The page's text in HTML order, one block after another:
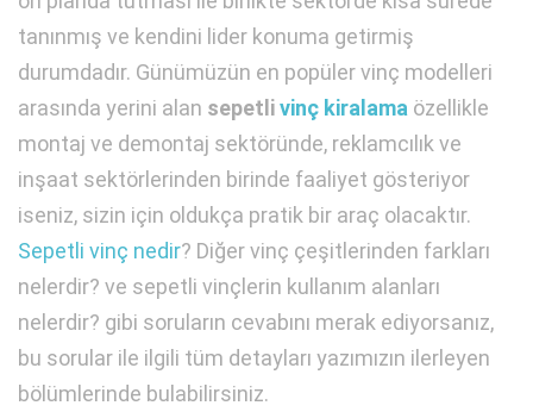
tanınmış ve kendini lider konuma getirmiş
durumdadır. Günümüzün en popüler vinç modelleri
arasında yerini alan sepetlivinç kiralama özellikle
montaj ve demontaj sektöründe, reklamcılık ve
inşaat sektörlerinden birinde faaliyet gösteriyor
iseniz, sizin için oldukça pratik bir araç olacaktır.
Sepetli vinç nedir? Diğer vinç çeşitlerinden farkları
nelerdir? ve sepetli vinçlerin kullanım alanları
nelerdir? gibi soruların cevabını merak ediyorsanız,
bu sorular ile ilgili tüm detayları yazımızın ilerleyen
bölümlerinde bulabilirsiniz.